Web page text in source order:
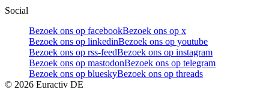
Social
Bezoek ons op facebookBezoek ons op x
Bezoek ons op linkedinBezoek ons op youtube
Bezoek ons op rss-feedBezoek ons op instagram
Bezoek ons op mastodonBezoek ons op telegram
Bezoek ons op blueskyBezoek ons op threads
© 2026 Euractiv DE